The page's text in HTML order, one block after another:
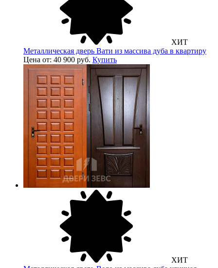
ХИТ
Металлическая дверь Вати из массива дуба в квартиру
Цена от: 40 900 руб. Купить
ХИТ